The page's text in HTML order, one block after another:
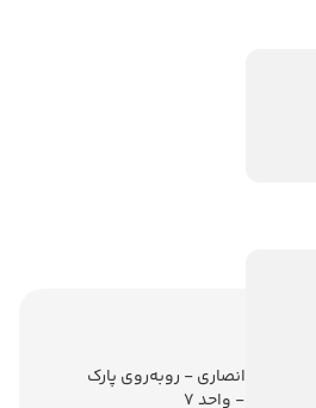
کوچه انصاری - روبه‌روی پارک
ششم - واحد 7